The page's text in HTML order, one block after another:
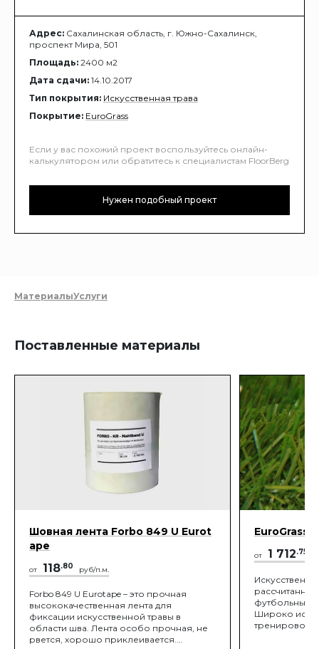
Адрес: Сахалинская область, г. Южно-Сахалинск,
проспект Мира, 501
Площадь: 2400 м2
Дата сдачи: 14.10.2017
Тип покрытия: Искусственная трава
Покрытие: EuroGrass
Если у вас похожий проект воспользуйтесь онлайн-
калькулятором или обратитесь к специалистам FloorBerg
Нужен подобный проект
МатериалыУслуги
Поставленные материалы
Шовная лента Forbo 849 U Eurot
ape
от 118.80 руб/п.м.
Forbo 849 U Eurotape – это прочная
высококачественная лента для
фиксации искусственной травы в
области шва. Лента особо прочная, не
рвется, хорошо приклеивается.
EuroGrass
от 1 712.75
футбольных
Широко